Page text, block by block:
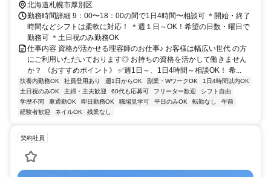
北海道札幌市厚別区
勤務時間詳細 9：00〜18：00の間で1日4時間〜相談可 ＊開始・終了
時間などシフトは柔軟に対応！ ＊週１日～OK！希望の日数・曜日で
勤務可 ＊土日祝のみ勤務OK
仕事内容 資格が活かせる理容師のお仕事♪ お客様は幅広い世代 の方
にご利用いただいております◎ お持ちの資格を活かして働きません
か？ 《おすすめポイント》 ✅週1日～、1日4時間～相談OK！ 希...
扶養内勤務OK 社員登用あり 週1日からOK 副業・WワークOK
1日4時間以内OK
土日祝のみOK
主婦・主夫歓迎 60代も応募可 フリーター歓迎
シフト自由
学歴不問
車通勤OK 即日勤務OK 職場見学可 平日のみOK 転勤なし
午前
経験者歓迎
ネイルOK 残業なし
契約社員